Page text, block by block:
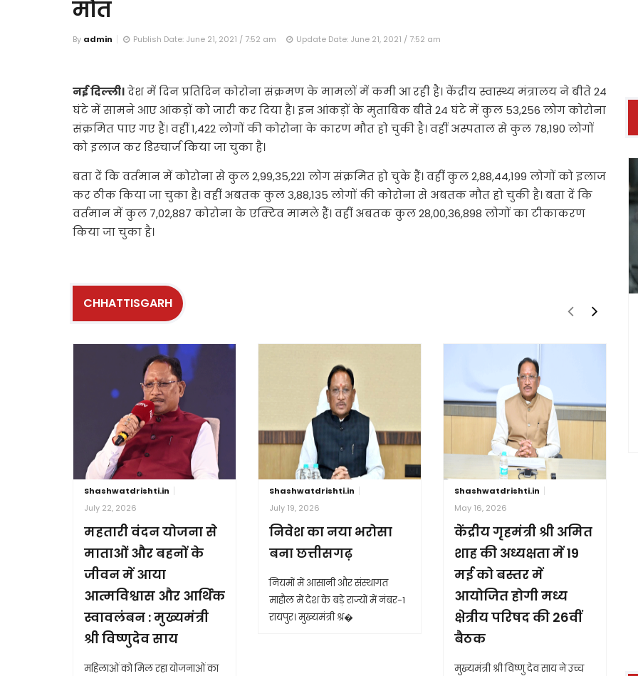
मौत
By admin Publish Date: June 21, 2021 / 7:52 am Update Date: June 21, 2021 / 7:52 am
नई दिल्ली।देश में दिन प्रतिदिन कोरोना संक्रमण के मामलों में कमी आ रही है। केंद्रीय स्वास्थ्य मंत्रालय ने बीते 24
घंटे में सामने आए आंकड़ों को जारी कर दिया है। इन आंकड़ों के मुताबिक बीते 24 घंटे में कुल 53,256 लोग कोरोना
संक्रमित पाए गए हैं। वहीं 1,422 लोगों की कोरोना के कारण मौत हो चुकी है। वहीं अस्पताल से कुल 78,190 लोगों
को इलाज कर डिस्चार्ज किया जा चुका है।
बता दें कि वर्तमान में कोरोना से कुल 2,99,35,221 लोग संक्रमित हो चुके हैं। वहीं कुल 2,88,44,199 लोगों को इलाज
कर ठीक किया जा चुका है। वहीं अबतक कुल 3,88,135 लोगों की कोरोना से अबतक मौत हो चुकी है। बता दें कि
वर्तमान में कुल 7,02,887 कोरोना के एक्टिव मामले हैं। वहीं अबतक कुल 28,00,36,898 लोगों का टीकाकरण
किया जा चुका है।
CHHATTISGARH
Shashwatdrishti.in
July 22, 2026
महतारी वंदन योजना से
माताओं और बहनों के
जीवन में आया
आत्मविश्वास और आर्थिक
स्वावलंबन : मुख्यमंत्री
श्री विष्णुदेव साय
महिलाओं को मिल रहा योजनाओं का
Shashwatdrishti.in
July 19, 2026
निवेश का नया भरोसा
बना छत्तीसगढ़
नियमों में आसानी और संस्थागत
माहौल में देश के बड़े राज्यों में नंबर-1
रायपुर। मुख्यमंत्री श्र�
Shashwatdrishti.in
May 16, 2026
केंद्रीय गृहमंत्री श्री अमित
शाह की अध्यक्षता में 19
मई को बस्तर में
आयोजित होगी मध्य
क्षेत्रीय परिषद की 26वीं
बैठक
मुख्यमंत्री श्री विष्णु देव साय ने उच्च